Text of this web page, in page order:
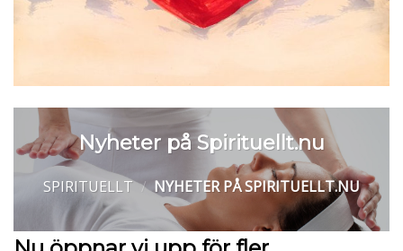
Nyheter på Spirituellt.nu
SPIRITUELLT / NYHETER PÅ SPIRITUELLT.NU